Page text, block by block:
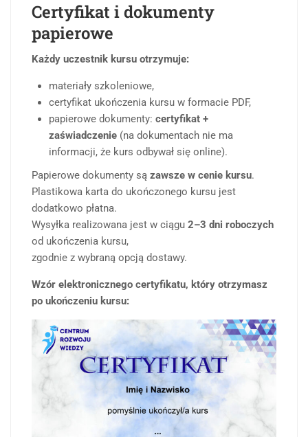
Certyfikat i dokumenty
papierowe
Każdy uczestnik kursu otrzymuje:
materiały szkoleniowe,
certyfikat ukończenia kursu w formacie PDF,
papierowe dokumenty: certyfikat +
zaświadczenie (na dokumentach nie ma
informacji, że kurs odbywał się online).
Papierowe dokumenty są zawsze w cenie kursu.
Plastikowa karta do ukończonego kursu jest
dodatkowo płatna.
Wysyłka realizowana jest w ciągu 2–3 dni roboczych
od ukończenia kursu,
zgodnie z wybraną opcją dostawy.
Wzór elektronicznego certyfikatu, który otrzymasz
po ukończeniu kursu: